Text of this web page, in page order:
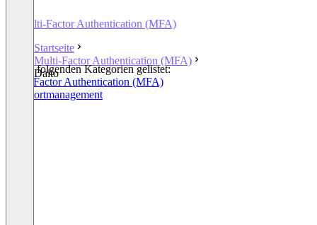
Multi-Factor Authentication (MFA)
Startseite
Multi-Factor Authentication (MFA)
Daito
In den folgenden Kategorien gelistet:
Multi-Factor Authentication (MFA)
Passwortmanagement